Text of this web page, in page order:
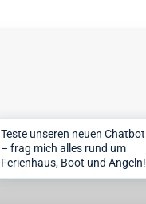
Teste unseren neuen Chatbot
– frag mich alles rund um
Ferienhaus, Boot und Angeln!